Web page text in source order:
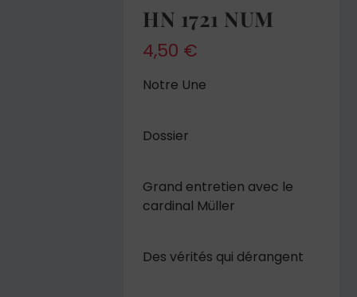
HN 1721 NUM
4,50 €
Notre Une
Dossier
Grand entretien avec le
cardinal Müller
Des vérités qui dérangent